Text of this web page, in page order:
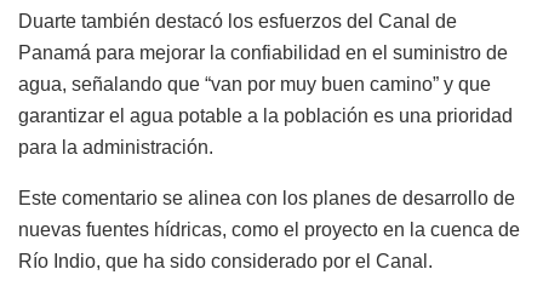
Duarte también destacó los esfuerzos del Canal de
Panamá para mejorar la confiabilidad en el suministro de
agua, señalando que “van por muy buen camino” y que
garantizar el agua potable a la población es una prioridad
para la administración.
Este comentario se alinea con los planes de desarrollo de
nuevas fuentes hídricas, como el proyecto en la cuenca de
Río Indio, que ha sido considerado por el Canal.